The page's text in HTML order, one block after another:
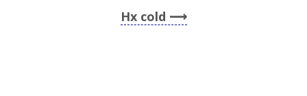
Hx cold